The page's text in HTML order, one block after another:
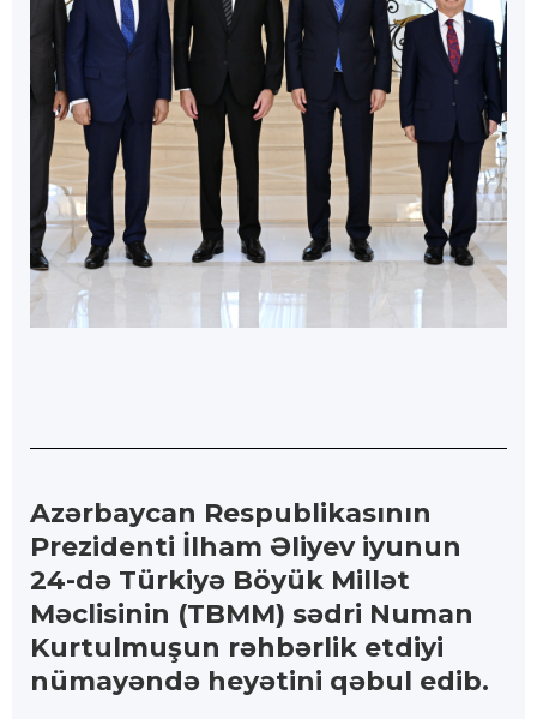
Azərbaycan Respublikasının
Prezidenti İlham Əliyev iyunun
24-də Türkiyə Böyük Millət
Məclisinin (TBMM) sədri Numan
Kurtulmuşun rəhbərlik etdiyi
nümayəndə heyətini qəbul edib.